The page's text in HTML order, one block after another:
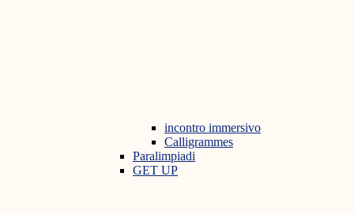
incontro immersivo
Calligrammes
Paralimpiadi
GET UP